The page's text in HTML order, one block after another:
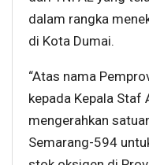
dalam rangka
di Kota Dumai.
“Atas nama
kepada Kepala Staf
mengerahkan
Semarang-594